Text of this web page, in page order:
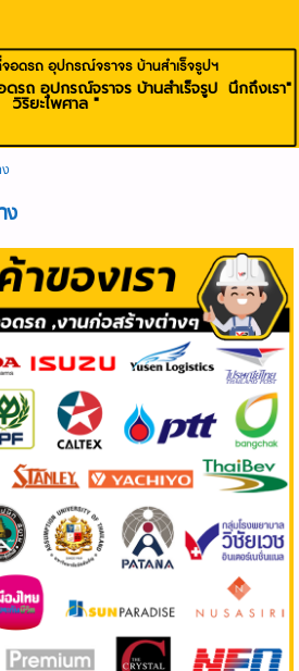
อดรถ อุปกรณ์จราจร บ้านสำเร็จรูปฯ
รถ อุปกรณ์จราจร บ้านสำเร็จรูป นึกถึงเรา"
วิริยะไพศาล "
ง